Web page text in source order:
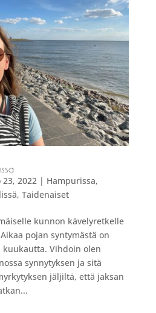
23, 2022| Hampurissa,
, Taidenaiset
kunnon kävelyretkelle
pojan syntymästä on
Vihdoin olen
synnytyksen ja sitä
jäljiltä, että jaksan